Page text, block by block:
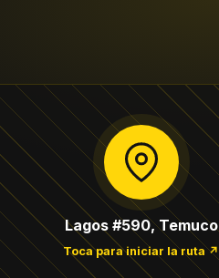
Lagos #590, Temuco
Toca para iniciar la ruta ↗